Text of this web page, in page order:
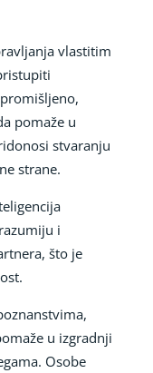
vlastitim
pomaže u
stvaranju
strane.
i
što je
u izgradnji
Osobe